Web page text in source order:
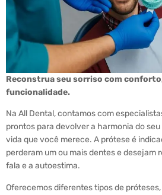
Reconstrua seu sorriso com
funcionalidade.
Na All Dental, contamos com
prontos para devolver a harmonia do
vida que você merece. A prótese é
perderam um ou mais dentes e desejam
fala e a autoestima.
Oferecemos diferentes tipos de